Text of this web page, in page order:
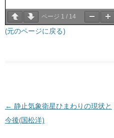
ページ 1 / 14
(元のページに戻る)
投稿ナビゲーション
← 静止気象衛星ひまわりの現状と
今後(国松洋)